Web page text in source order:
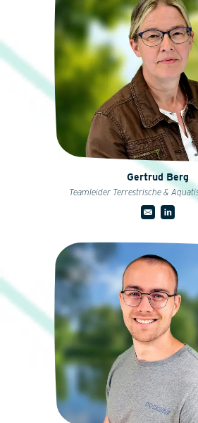
Gertrud Berg
Teamleider Terrestrische &